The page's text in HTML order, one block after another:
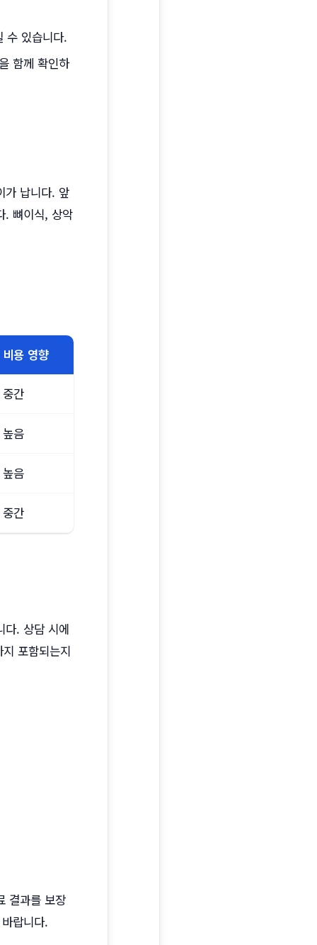
수 있습니다.
함께 확인하
가 납니다. 앞
. 뼈이식, 상악
비용 영향
중간
높음
높음
중간
다. 상담 시에
포함되는지
결과를 보장
랍니다.